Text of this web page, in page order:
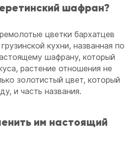
шафран?
цветки бархатцев
кухни, названная по
шафрану, который
растение отношения не
золотистый цвет, который
и часть названия.
им настоящий